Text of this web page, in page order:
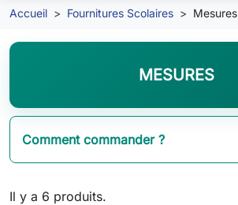
Accueil Fournitures Scolaires Mesures
MESURES
Comment commander ?
Il y a 6 produits.